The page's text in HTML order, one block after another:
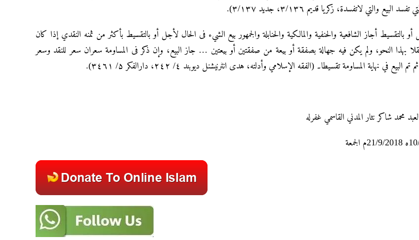
البیع والتي لاتفسدة، زکریا قدیم ۳/۱۳٦، جدید ۳/۱۳۷).
أو بالتقسیط أجاز الشافعیة والحنفیة والمالکیة والحنابلة والجمهور بیع الشيء فی الحال لأجل أو بالتقسیط بأکثر من ثمنه النقدي إذا کان
بهذا النحو، ولم یکن فیه جهالة بصفقة أو بیعة من صفقتین أو بیعتین … جاز البیع، وإن ذکر فی المساومة سعران سعر للنقد وسعر
البیع في نهایة المساومة تقسیطا۔ (الفقه الإسلامي وأدلته، هدی انٹرنیشنل دیوبند ٤/ ۲٤۲، دارالفکر ۵/ ۳٤٦۱).
محمد شاکر نثار المدني القاسمي غفرله